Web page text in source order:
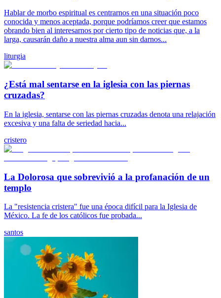
Hablar de morbo espiritual es centrarnos en una situación poco
conocida y menos aceptada, porque podríamos creer que estamos
obrando bien al interesarnos por cierto tipo de noticias que, a la
larga, causarán daño a nuestra alma aun sin darnos...
liturgia
¿Está mal sentarse en la iglesia con las piernas
cruzadas?
En la iglesia, sentarse con las piernas cruzadas denota una relajación
excesiva y una falta de seriedad hacia...
cristero
La Dolorosa que sobrevivió a la profanación de un
templo
La "resistencia cristera" fue una época difícil para la Iglesia de
México. La fe de los católicos fue probada...
santos